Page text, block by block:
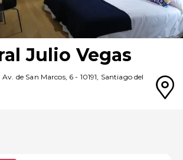
Julio Vegas
Av. de San Marcos, 6 - 10191, Santiago del